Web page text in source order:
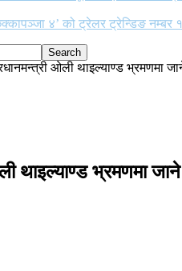
४’ को ट्रेलर ट्रेन्डिङ नम्बर
ओली थाइल्याण्ड भ्रमणमा
थाइल्याण्ड भ्रमणमा जाने